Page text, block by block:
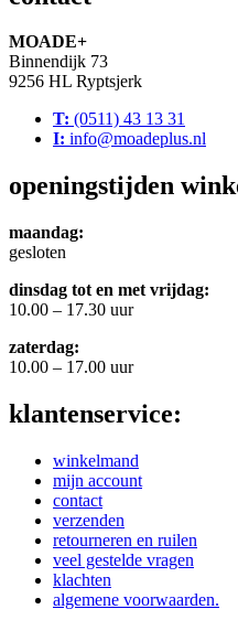
MOADE+
Binnendijk 73
9256 HL Ryptsjerk
T: (0511) 43 13 31
I: info@moadeplus.nl
openingstijden
maandag:
gesloten
dinsdag tot en met vrijdag:
10.00 – 17.30 uur
zaterdag:
10.00 – 17.00 uur
klantenservice:
winkelmand
mijn account
contact
verzenden
retourneren en ruilen
veel gestelde vragen
klachten
algemene voorwaarden.